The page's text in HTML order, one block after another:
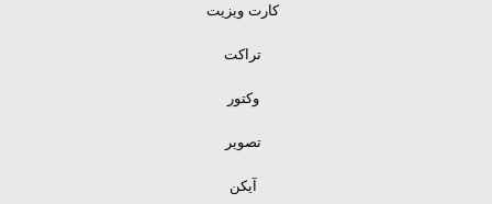
کارت ویزیت
تراکت
وکتور
تصویر
آیکن